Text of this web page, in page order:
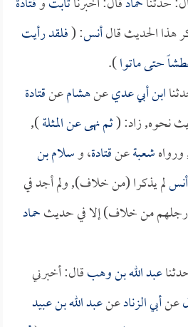
هذا الحديث قالأنس: (فلقد رأيت
حتى ماتوا).
ابن أبي عديعنهشامعنقتادة
نحوه, زاد: (ثم نهى عن المثلة),
شعبةعنقتادة، وسلام بن
أنسلم يذكرا (من خلاف), ولم أجد في
من خلاف) إلا في حديثحماد
عبد الله بن وهبقال: أخبرني
عنأبي الزنادعنعبد الله بن عبيد